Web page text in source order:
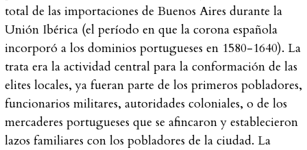
total de las importaciones de Buenos Aires durante la
Unión Ibérica (el período en que la corona española
incorporó a los dominios portugueses en 1580-1640). La
trata era la actividad central para la conformación de las
elites locales, ya fueran parte de los primeros pobladores,
funcionarios militares, autoridades coloniales, o de los
mercaderes portugueses que se afincaron y establecieron
lazos familiares con los pobladores de la ciudad. La